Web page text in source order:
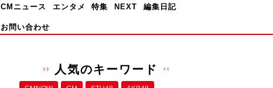
CMニュース エンタメ 特集 NEXT 編集日記
お問い合わせ
人気のキーワード